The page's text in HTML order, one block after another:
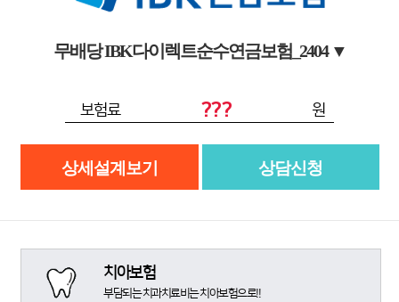
무배당 IBK다이렉트순수연금보험_2404 ▼
보험료 ??? 원
상세설계보기 상담신청
치아보험
부담되는 치과치료비는 치아보험으로!!